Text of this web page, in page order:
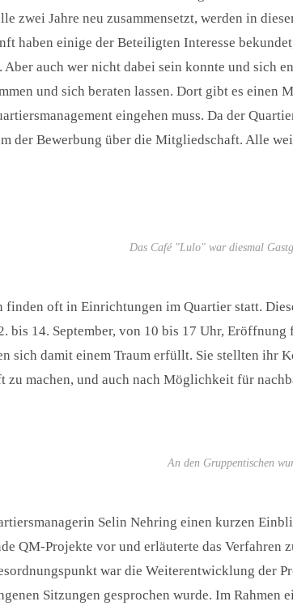
zwei Jahre neu zusammensetzt, werden in
haben einige der Beteiligten Interesse
Aber auch wer nicht dabei sein konnte und sich
und sich beraten lassen. Dort gibt es einen
eingehen muss. Da der
der Bewerbung über die Mitgliedschaft. Alle
Das Café "Lulo" war diesmal
finden oft in Einrichtungen im Quartier statt.
bis 14. September, von 10 bis 17 Uhr,
sich damit einem Traum erfüllt. Sie stellten ihr
zu machen, und auch nach Möglichkeit für
An den Gruppentischen
Selin Nehring einen kurzen
QM-Projekte vor und erläuterte das Verfahren
war die Weiterentwicklung der
Sitzungen gesprochen wurde. Im